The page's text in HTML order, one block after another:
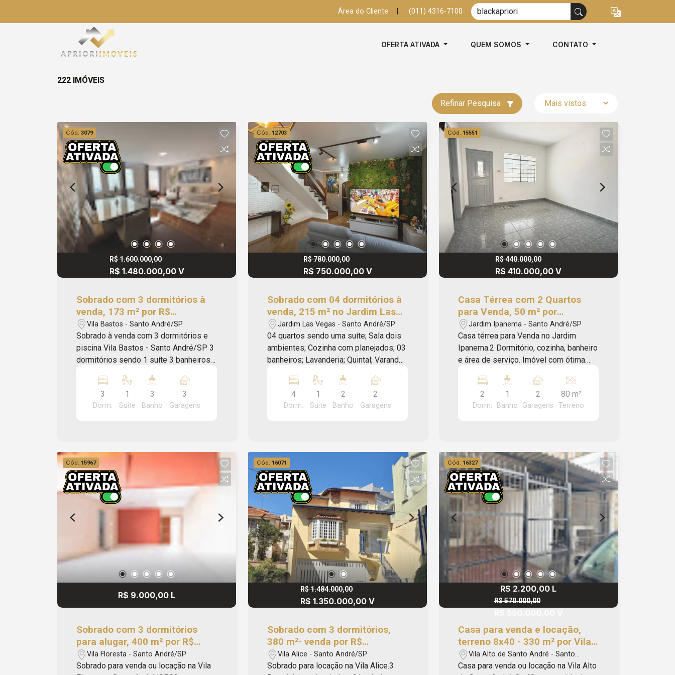
Área do Cliente (011) 4316-7100
OFERTA ATIVADA QUEM SOMOS CONTATO
222 IMÓVEIS
Refinar Pesquisa
Cód. 3079
R$ 1.600.000,00
R$ 1.480.000,00 V
Sobrado com 3 dormitórios à
venda, 173 m² por R$
1.480.000,00 - Vila Bastos -
Santo André/SP
Vila Bastos - Santo André/SP
Sobrado à venda com 3 dormitórios e
piscina Vila Bastos - Santo André/SP 3
dormitórios sendo 1 suíte 3 banheiros
ambientes Cozinha planejada Área de
serviço Salão de festas Churrasqueira
e forno Piscina 3 vagas de garagem
em família. Localização /
Proximidades: Padaria Brasileira
Colégio Objetivo Santo André
#blackapriori Marque sua visita pelo
número 4316-7100 ou WhatsApp: 11
94728-3849. Apriori Imóveis
Administração e Consultoria ? CRECI:
J33616. #blackapriori
3
Dorm.
1
Suite
3
Banho
3
Garagens
Cód. 12703
R$ 780.000,00
R$ 750.000,00 V
Sobrado com 04 dormitórios à
venda, 215 m² no Jardim Las
Vegas - Santo André/SP
Jardim Las Vegas - Santo André/SP
04 quartos sendo uma suíte; Sala dois
ambientes; Cozinha com planejados; 03
banheiros; Lavanderia; Quintal; Varanda;
churrasqueira; 04 vagas de garagem.
Localizado próximo ao EMEIEF Prof.
Yvonne Zahir, Escola Estadual
Meirelles, Escola Estadual Atílio
Tognato, Escola Municipal Luiz
Sacilotto, pontos de ônibus e outros
comércios da região. Apriori Imóveis
Administração e Consultoria - CRECI:
J33616. #blackapriori
4
Dorm.
1
Suite
2
Banho
2
Garagens
Cód. 15551
R$ 440.000,00
R$ 410.000,00 V
Casa Térrea com 2 Quartos
para Venda, 50 m² por
R$410.000,00 - Jardim
Ipanema - Santo André/SP
Jardim Ipanema - Santo André/SP
Casa térrea para Venda no Jardim
Ipanema.2 Dormitório, cozinha, banheiro
e área de serviço. Imóvel com ótima
Ana Brandão e próximo da Av. Queirós
Filho e dos comércios da região. *Outra
casa no mesmo quintal. Luz
Administração e Consultoria - CRECI:
J33616. - CA0404 #BLACKAPRIORI
2
Dorm.
1
Banho
2
Garagens
80 m²
Terreno
Cód. 15967
R$ 9.000,00 L
Sobrado com 3 dormitórios
para alugar, 400 m² por R$
9.000,00/mês - Vila Floresta -
Santo André/SP
Vila Floresta - Santo André/SP
Sobrado para venda ou locação na Vila
Cód. 16071
R$ 1.484.000,00
R$ 1.350.000,00 V
Sobrado com 3 dormitórios,
380 m²- venda por R$
1.350.000,00- Vila Alice - Santo
André/SP
Vila Alice - Santo André/SP
Sobrado para locação na Vila Alice.3
Cód. 16327
R$ 2.200,00 L
R$ 570.000,00
Casa para venda e locação,
terreno 8x40 - 330 m² por Vila
Alto de Santo André - Santo
André/SP
Vila Alto de Santo André - Santo
André/SP
Casa para venda ou locação na Vila Alto